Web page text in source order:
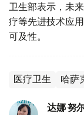
卫生部表示，未
疗等先进技术应
可及性。
医疗卫生 哈萨
达娜 努